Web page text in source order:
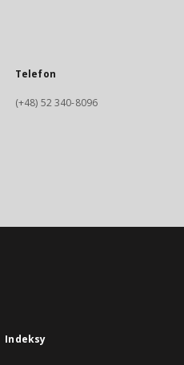
Telefon
(+48) 52 340-8096
Indeksy